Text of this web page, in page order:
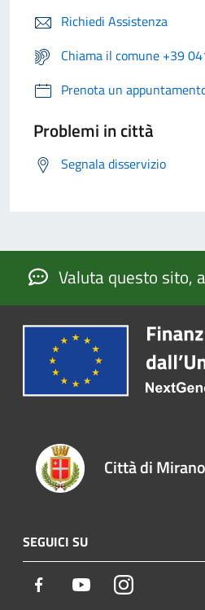
Richiedi Assistenza
Chiama il comune +39
Prenota un
Problemi in città
Segnala disservizio
Valuta questo sito,
Città di Mirano
SEGUICI SU
Facebook YoutubeInstagram